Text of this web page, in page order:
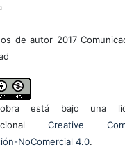
de autor 2017
está bajo una
Creative
NoComercial 4.0.